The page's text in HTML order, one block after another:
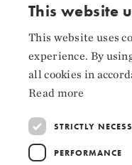
Instagram
LinkedIn
This website
This website uses
experience. By
all cookies in
Read more
STRICTLY
PERFORMANCE